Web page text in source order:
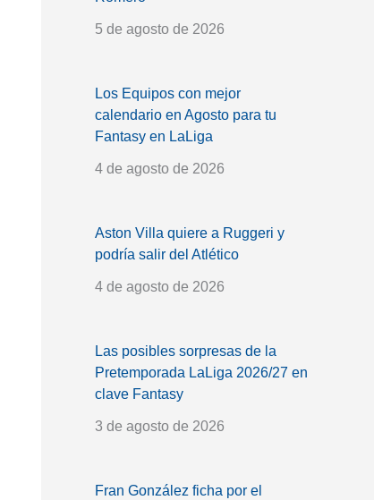
5 de agosto de 2026
Los Equipos con mejor
calendario en Agosto para tu
Fantasy en LaLiga
4 de agosto de 2026
Aston Villa quiere a Ruggeri y
podría salir del Atlético
4 de agosto de 2026
Las posibles sorpresas de la
Pretemporada LaLiga 2026/27 en
clave Fantasy
3 de agosto de 2026
Fran González ficha por el